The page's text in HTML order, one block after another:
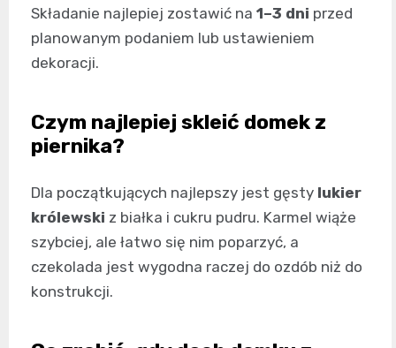
Składanie najlepiej zostawić na 1–3 dni przed
planowanym podaniem lub ustawieniem
dekoracji.
Czym najlepiej skleić domek z
piernika?
Dla początkujących najlepszy jest gęsty lukier
królewski z białka i cukru pudru. Karmel wiąże
szybciej, ale łatwo się nim poparzyć, a
czekolada jest wygodna raczej do ozdób niż do
konstrukcji.